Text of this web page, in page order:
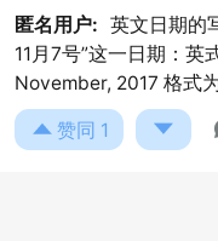
匿名用户: 英文日期的
11月7号”这一日期：英
November, 2017 格式
 赞同 1 